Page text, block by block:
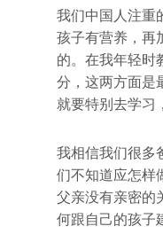
我们中国人注重
孩子有营养，再
的。在我年轻时
分，这两方面是
就要特别去学习
我相信我们很多
们不知道应怎样
父亲没有亲密的
何跟自己的孩子